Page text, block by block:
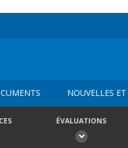
NOUVELLES
ÉVALUATIONS